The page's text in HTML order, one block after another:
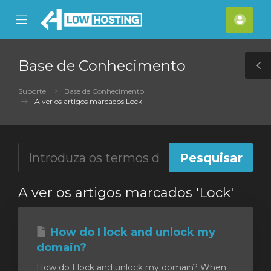
Mobile
Menu
Base de Conhecimento
Suporte
Base de Conhecimento
A ver os artigos marcados Lock
A ver os artigos marcados 'Lock'
How do I lock and unlock my
domain?
How do I lock and unlock my domain? When